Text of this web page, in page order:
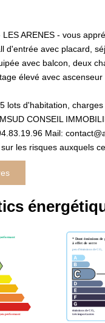
LES ARENES - vous
d'entrée avec placard,
avec balcon, deux
élevé avec
lots d'habitation,
CONSEIL
Mail:
les risques auxquels